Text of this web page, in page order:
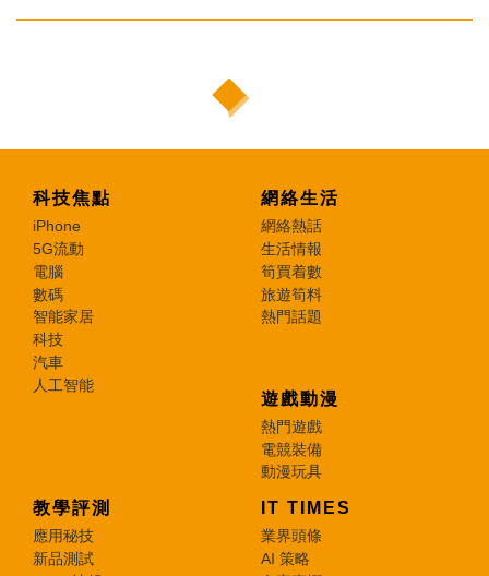
科技焦點
iPhone
5G流動
電腦
數碼
智能家居
科技
汽車
人工智能
網絡生活
網絡熱話
生活情報
筍買着數
旅遊筍料
熱門話題
遊戲動漫
熱門遊戲
電競裝備
動漫玩具
教學評測
應用秘技
新品測試
IT TIMES
業界頭條
AI 策略